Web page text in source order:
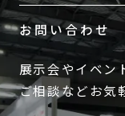
お問い合わせ
展示会やイベン
ご相談などお気